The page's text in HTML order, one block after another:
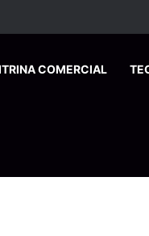
propuestas
COMERCIAL